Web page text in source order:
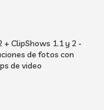
+ ClipShows 1.1 y 2 -
de fotos con
de video